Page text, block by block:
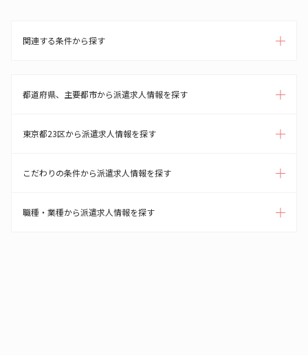
関連する条件から探す
都道府県、主要都市から派遣求人情報を探す
東京都23区から派遣求人情報を探す
こだわりの条件から派遣求人情報を探す
職種・業種から派遣求人情報を探す